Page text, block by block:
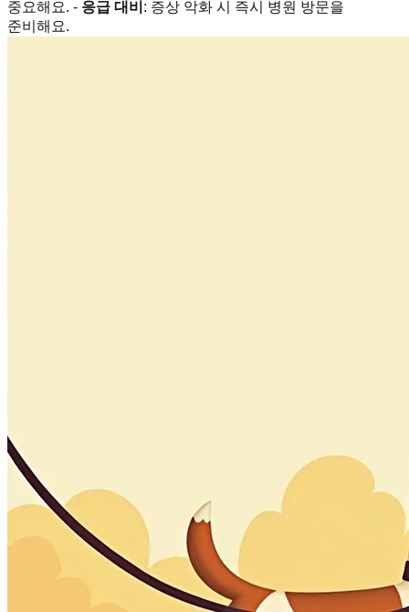
중요해요. - 응급 대비 : 증상 악화 시 즉시 병원 방문을
준비해요.